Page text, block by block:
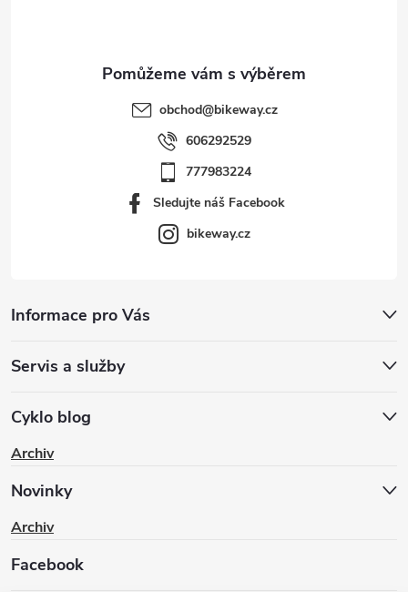
obchod@bikeway.cz
606292529
777983224
Sledujte náš Facebook
bikeway.cz
Informace pro Vás
Servis a služby
Cyklo blog
Archiv
Novinky
Archiv
Facebook